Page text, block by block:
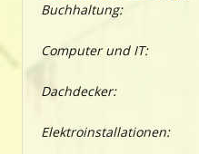
Buchhaltung:
Computer und IT:
Dachdecker:
Elektroinstallationen: